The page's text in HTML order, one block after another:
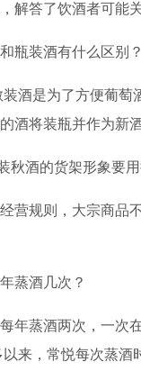
解答了饮酒者可能
瓶装酒有什么区别？
酒是为了方便葡萄
酒将装瓶并作为新酒
秋酒的货架形象要用
营规则，大宗商品
蒸酒几次？
年蒸酒两次，一次
来，常悦每次蒸酒